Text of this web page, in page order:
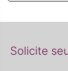
Solicite